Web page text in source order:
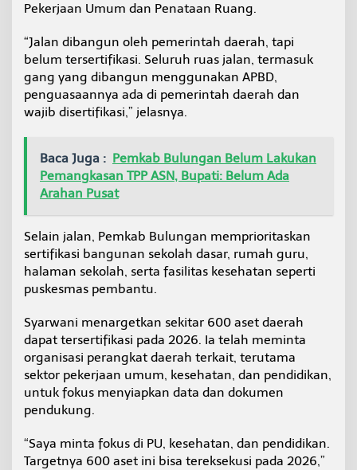
Pekerjaan Umum dan Penataan Ruang.
“Jalan dibangun oleh pemerintah daerah, tapi
belum tersertifikasi. Seluruh ruas jalan, termasuk
gang yang dibangun menggunakan APBD,
penguasaannya ada di pemerintah daerah dan
wajib disertifikasi,” jelasnya.
Baca Juga : Pemkab Bulungan Belum Lakukan
Pemangkasan TPP ASN, Bupati: Belum Ada
Arahan Pusat
Selain jalan, Pemkab Bulungan memprioritaskan
sertifikasi bangunan sekolah dasar, rumah guru,
halaman sekolah, serta fasilitas kesehatan seperti
puskesmas pembantu.
Syarwani menargetkan sekitar 600 aset daerah
dapat tersertifikasi pada 2026. Ia telah meminta
organisasi perangkat daerah terkait, terutama
sektor pekerjaan umum, kesehatan, dan pendidikan,
untuk fokus menyiapkan data dan dokumen
pendukung.
“Saya minta fokus di PU, kesehatan, dan pendidikan.
Targetnya 600 aset ini bisa tereksekusi pada 2026,”